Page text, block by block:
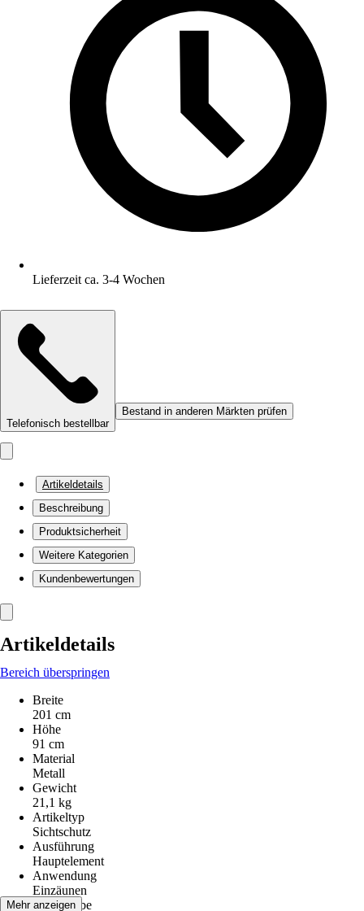
Lieferzeit ca. 3-4 Wochen
Telefonisch bestellbar
Bestand in anderen Märkten prüfen
Artikeldetails
Beschreibung
Produktsicherheit
Weitere Kategorien
Kundenbewertungen
Artikeldetails
Bereich überspringen
Breite
201 cm
Höhe
91 cm
Material
Metall
Gewicht
21,1 kg
Artikeltyp
Sichtschutz
Ausführung
Hauptelement
Anwendung
Einzäunen
Grundfarbe
Mehr anzeigen